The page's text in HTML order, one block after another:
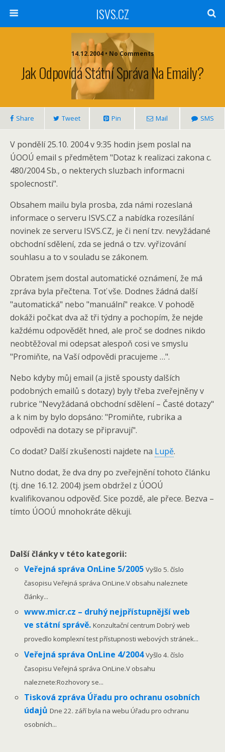
ISVS.CZ
14.12.2004 • No Comments
Jak Odpovídá Státní Správa Na Emaily?
Share Tweet Pin Mail SMS
V pondělí 25.10. 2004 v 9:35 hodin jsem poslal na
ÚOOÚ email s předmětem "Dotaz k realizaci zakona c.
480/2004 Sb., o nekterych sluzbach informacni
spolecnosti".
Obsahem mailu byla prosba, zda námi rozeslaná
informace o serveru ISVS.CZ a nabídka rozesílání
novinek ze serveru ISVS.CZ, je či není tzv. nevyžádané
obchodní sdělení, zda se jedná o tzv. vyřizování
souhlasu a to v souladu se zákonem.
Obratem jsem dostal automatické oznámení, že má
zpráva byla přečtena. Toť vše. Dodnes žádná další
"automatická" nebo "manuální" reakce. V pohodě
dokáži počkat dva až tři týdny a pochopím, že nejde
každému odpovědět hned, ale proč se dodnes nikdo
neobtěžoval mi odepsat alespoň cosi ve smyslu
"Promiňte, na Vaší odpovědi pracujeme …".
Nebo kdyby můj email (a jistě spousty dalších
podobných emailů s dotazy) byly třeba zveřejněny v
rubrice "Nevyžádaná obchodní sdělení – Časté dotazy"
a k nim by bylo dopsáno: "Promiňte, rubrika a
odpovědi na dotazy se připravují".
Co dodat? Další zkušenosti najdete na Lupě.
Nutno dodat, že dva dny po zveřejnění tohoto článku
(tj. dne 16.12. 2004) jsem obdržel z ÚOOÚ
kvalifikovanou odpověď. Sice pozdě, ale přece. Bezva –
tímto ÚOOÚ mnohokráte děkuji.
Další články v této kategorii:
Veřejná správa OnLine 5/2005Vyšlo 5. číslo
časopisu Veřejná správa OnLine.V obsahu naleznete
články...
www.micr.cz – druhý nejpřístupnější web
ve státní správě.Konzultační centrum Dobrý web
provedlo komplexní test přístupnosti webových stránek...
Veřejná správa OnLine 4/2004Vyšlo 4. číslo
časopisu Veřejná správa OnLine.V obsahu
naleznete:Rozhovory se...
Tisková zpráva Úřadu pro ochranu osobních
údajůDne 22. září byla na webu Úřadu pro ochranu
osobních...